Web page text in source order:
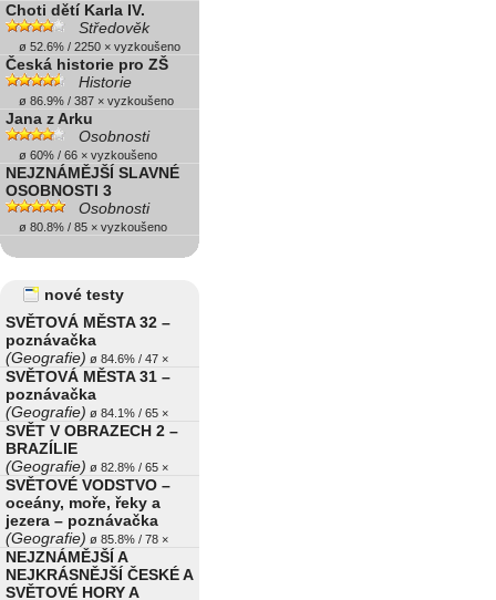
Choti dětí Karla IV.
Středověk
ø 52.6% / 2250 × vyzkoušeno
Česká historie pro ZŠ
Historie
ø 86.9% / 387 × vyzkoušeno
Jana z Arku
Osobnosti
ø 60% / 66 × vyzkoušeno
NEJZNÁMĚJŠÍ SLAVNÉ
OSOBNOSTI 3
Osobnosti
ø 80.8% / 85 × vyzkoušeno
nové testy
SVĚTOVÁ MĚSTA 32 –
poznávačka
(Geografie) ø 84.6% / 47 ×
SVĚTOVÁ MĚSTA 31 –
poznávačka
(Geografie) ø 84.1% / 65 ×
SVĚT V OBRAZECH 2 –
BRAZÍLIE
(Geografie) ø 82.8% / 65 ×
SVĚTOVÉ VODSTVO –
oceány, moře, řeky a
jezera – poznávačka
(Geografie) ø 85.8% / 78 ×
NEJZNÁMĚJŠÍ A
NEJKRÁSNĚJŠÍ ČESKÉ A
SVĚTOVÉ HORY A